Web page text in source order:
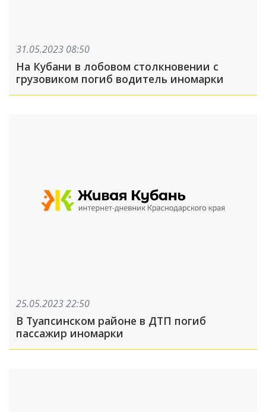
31.05.2023 08:50
На Кубани в лобовом столкновении с
грузовиком погиб водитель иномарки
25.05.2023 22:50
В Туапсинском районе в ДТП погиб
пассажир иномарки